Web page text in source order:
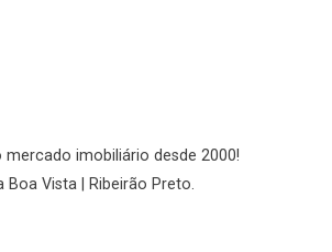
imobiliário desde 2000!
Vista | Ribeirão Preto.